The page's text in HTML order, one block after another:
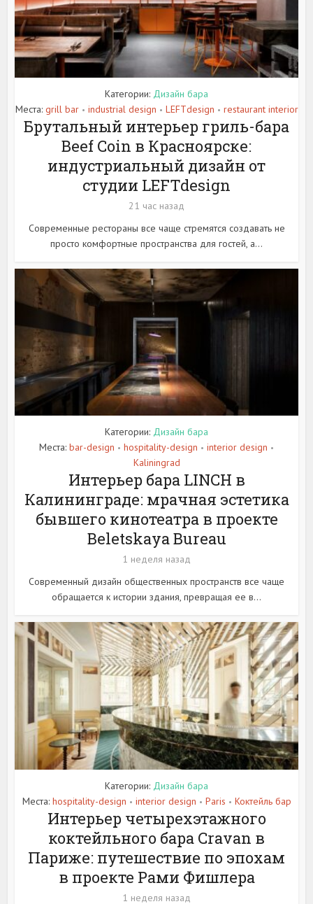
Категории: Дизайн бара
Места: grill bar • industrial design • LEFTdesign • restaurant interior
Брутальный интерьер гриль-бара
Beef Coin в Красноярске:
индустриальный дизайн от
студии LEFTdesign
21 час назад
Современные рестораны все чаще стремятся создавать не
просто комфортные пространства для гостей, а...
Категории: Дизайн бара
Места: bar-design • hospitality-design • interior design •
Kaliningrad
Интерьер бара LINCH в
Калининграде: мрачная эстетика
бывшего кинотеатра в проекте
Beletskaya Bureau
1 неделя назад
Современный дизайн общественных пространств все чаще
обращается к истории здания, превращая ее в...
Категории: Дизайн бара
Места: hospitality-design • interior design • Paris • Коктейль бар
Интерьер четырехэтажного
коктейльного бара Cravan в
Париже: путешествие по эпохам
в проекте Рами Фишлера
1 неделя назад